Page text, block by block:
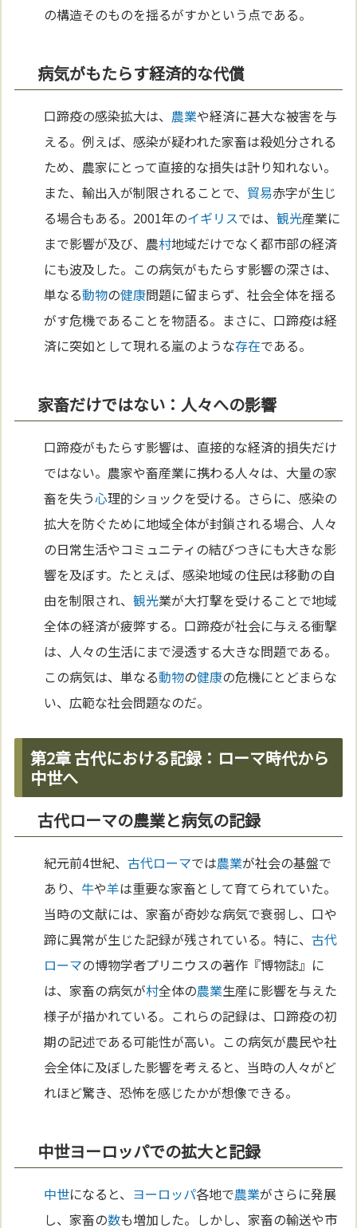
の構造そのものを揺るがすかという点である。
病気がもたらす経済的な代償
口蹄疫の感染拡大は、 農業や経済に甚大な被害を与
える。例えば、感染が疑われた家畜は殺処分される
ため、農家にとって直接的な損失は計り知れない。
また、輸出入が制限されることで、貿易赤字が生じ
る場合もある。2001年のイギリスでは、観光産業に
まで影響が及び、農村地域だけでなく都市部の経済
にも波及した。この病気がもたらす影響の深さは、
単なる動物の健康問題に留まらず、社会全体を揺る
がす危機であることを物語る。まさに、口蹄疫は経
済に突如として現れる嵐のような存在である。
家畜だけではない：人々への影響
口蹄疫がもたらす影響は、直接的な経済的損失だけ
ではない。農家や畜産業に携わる人々は、大量の家
畜を失う心理的ショックを受ける。さらに、感染の
拡大を防ぐために地域全体が封鎖される場合、人々
の日常生活やコミュニティの結びつきにも大きな影
響を及ぼす。たとえば、感染地域の住民は移動の自
由を制限され、観光業が大打撃を受けることで地域
全体の経済が疲弊する。口蹄疫が社会に与える衝撃
は、人々の生活にまで浸透する大きな問題である。
この病気は、単なる動物の健康の危機にとどまらな
い、広範な社会問題なのだ。
第2章 古代における記録：ローマ時代から
中世へ
古代ローマの農業と病気の記録
紀元前4世紀、古代ローマでは農業が社会の基盤で
あり、 牛や羊は重要な家畜として育てられていた。
当時の文献には、家畜が奇妙な病気で衰弱し、口や
蹄に異常が生じた記録が残されている。特に、古代
ローマの博物学者プリニウスの著作『博物誌』に
は、家畜の病気が村全体の農業生産に影響を与えた
様子が描かれている。これらの記録は、口蹄疫の初
期の記述である可能性が高い。この病気が農民や社
会全体に及ぼした影響を考えると、当時の人々がど
れほど驚き、恐怖を感じたかが想像できる。
中世ヨーロッパでの拡大と記録
中世になると、 ヨーロッパ各地で農業がさらに発展
し、家畜の数も増加した。しかし、家畜の輸送や市